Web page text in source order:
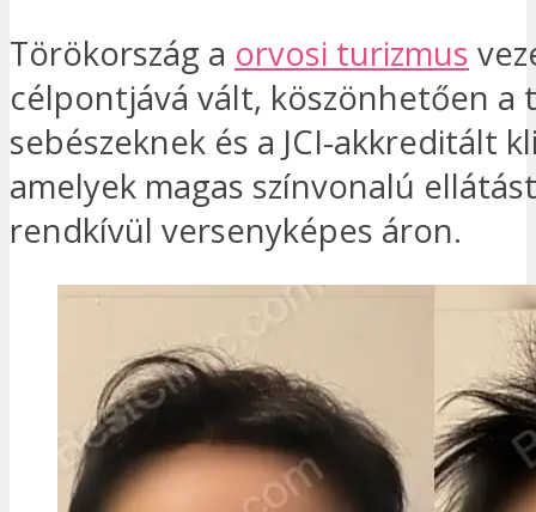
Törökország a orvosi turizmus
célpontjává vált, köszönhetően a
sebészeknek és a JCI-akkreditált
amelyek magas színvonalú
rendkívül versenyképes áron.